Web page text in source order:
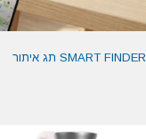
SMART FINDER תג איתור